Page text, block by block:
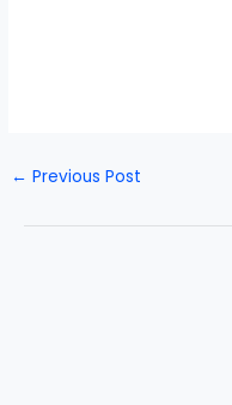
← Previous Post